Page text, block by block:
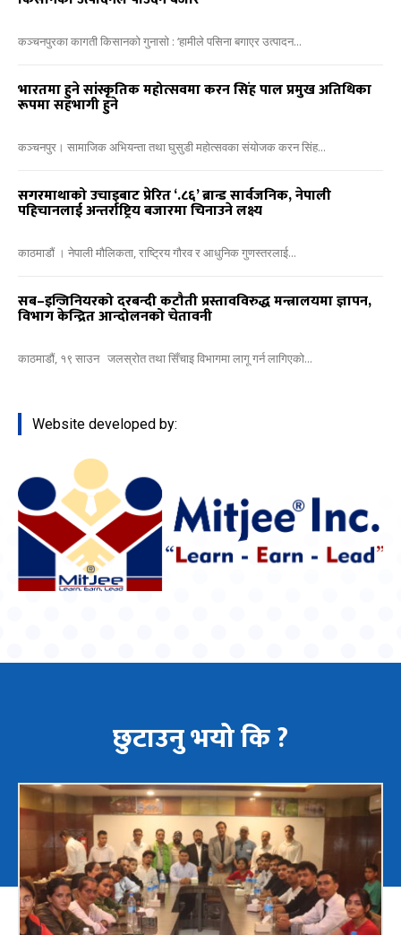
कञ्चनपुरका कागती किसानको गुनासो : ‘हामीले पसिना बगाएर उत्पादन...
भारतमा हुने सांस्कृतिक महोत्सवमा करन सिंह पाल प्रमुख अतिथिका
रूपमा सहभागी हुने
कञ्चनपुर। सामाजिक अभियन्ता तथा घुसुडी महोत्सवका संयोजक करन सिंह...
सगरमाथाको उचाइबाट प्रेरित ‘.८६’ ब्रान्ड सार्वजनिक, नेपाली
पहिचानलाई अन्तर्राष्ट्रिय बजारमा चिनाउने लक्ष्य
काठमाडौं । नेपाली मौलिकता, राष्ट्रिय गौरव र आधुनिक गुणस्तरलाई...
सब–इन्जिनियरको दरबन्दी कटौती प्रस्तावविरुद्ध मन्त्रालयमा ज्ञापन,
विभाग केन्द्रित आन्दोलनको चेतावनी
काठमाडौं, १९ साउन जलस्रोत तथा सिँचाइ विभागमा लागू गर्न लागिएको...
Website developed by:
छुटाउनु भयो कि ?